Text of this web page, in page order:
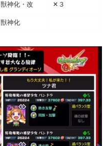
獣神化・改 ✕３
獣神化